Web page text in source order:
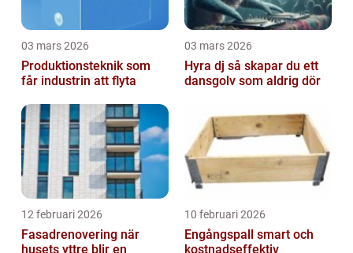
03 mars 2026
Produktionsteknik som
får industrin att flyta
03 mars 2026
Hyra dj så skapar du ett
dansgolv som aldrig dör
12 februari 2026
Fasadrenovering när
husets yttre blir en
10 februari 2026
Engångspall smart och
kostnadseffektiv